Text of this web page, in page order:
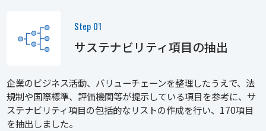
Step 01
サステナビリティ項目の抽出
企業のビジネス活動、バリューチェーンを整理したうえで、法
規制や国際標準、評価機関等が提示している項目を参考に、サ
ステナビリティ項目の包括的なリストの作成を行い、170項目
を抽出しました。